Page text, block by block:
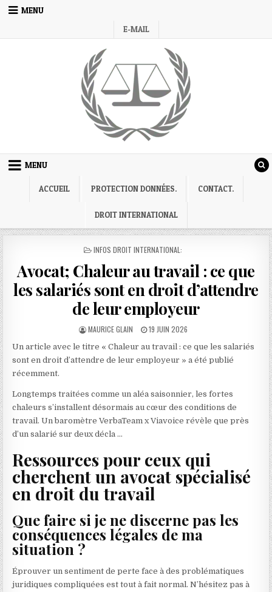
Skip
MENU
E-MAIL
MENU
ACCUEIL PROTECTION DONNÉES. CONTACT.
DROIT INTERNATIONAL
POSTED
INFOS DROIT INTERNATIONAL:
Avocat; Chaleur au travail : ce que
les salariés sont en droit d’attendre
de leur employeur
AUTHOR:
MAURICE GLAIN
PUBLISHED
19 JUIN 2026
Un article avec le titre « Chaleur au travail : ce que les salariés
sont en droit d’attendre de leur employeur » a été publié
récemment.
Longtemps traitées comme un aléa saisonnier, les fortes
chaleurs s’installent désormais au cœur des conditions de
travail. Un baromètre VerbaTeam x Viavoice révèle que près
d’un salarié sur deux décla …
Ressources pour ceux qui
cherchent un avocat spécialisé
en droit du travail
Que faire si je ne discerne pas les
conséquences légales de ma
situation ?
Éprouver un sentiment de perte face à des problématiques
juridiques compliquées est tout à fait normal. N’hésitez pas à